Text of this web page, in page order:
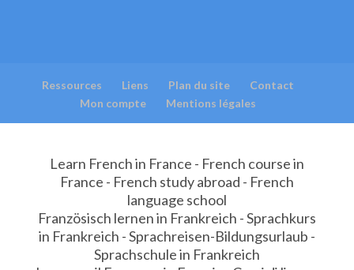
Ressources Liens Plan du site
Contact
Mon compte
Mentions légales
Learn French in France - French course in
France - French study abroad - French
language school
Französisch lernen in Frankreich - Sprachkurs
in Frankreich - Sprachreisen-Bildungsurlaub -
Sprachschule in Frankreich